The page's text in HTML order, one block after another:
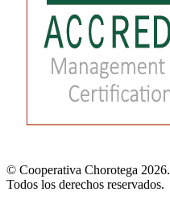
© Cooperativa Chorotega 2026.
Todos los derechos reservados.